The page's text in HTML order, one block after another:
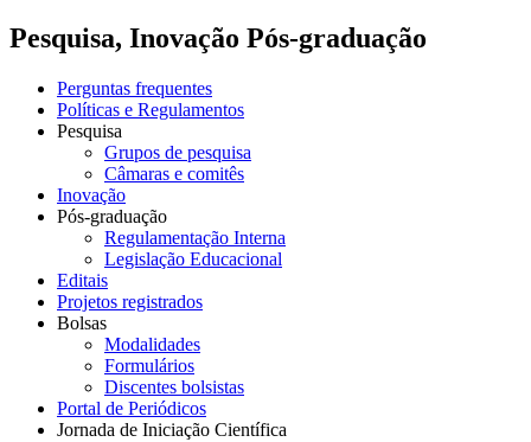
Pesquisa, Inovação Pós-graduação
Perguntas frequentes
Políticas e Regulamentos
Pesquisa
Grupos de pesquisa
Câmaras e comitês
Inovação
Pós-graduação
Regulamentação Interna
Legislação Educacional
Editais
Projetos registrados
Bolsas
Modalidades
Formulários
Discentes bolsistas
Portal de Periódicos
Jornada de Iniciação Científica